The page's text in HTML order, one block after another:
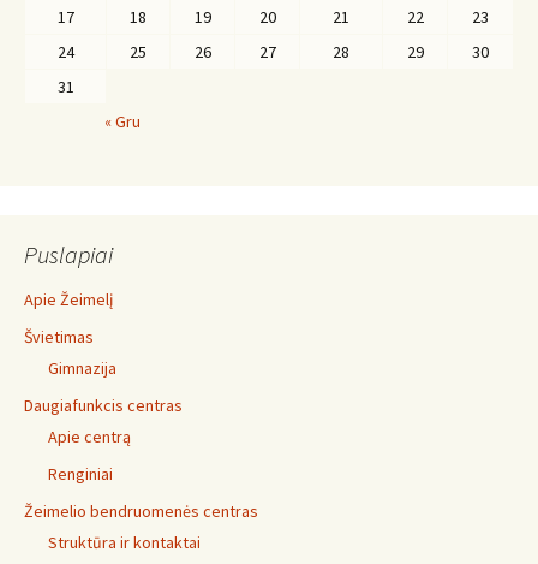
17
18 19 20 21 22
23
24
25 26 27 28 29
30
31
« Gru
Puslapiai
Apie Žeimelį
Švietimas
Gimnazija
Daugiafunkcis centras
Apie centrą
Renginiai
Žeimelio bendruomenės centras
Struktūra ir kontaktai